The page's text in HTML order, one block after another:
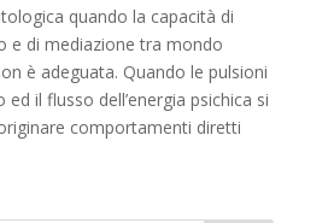
quando la capacità di
e di mediazione tra mondo
è adeguata. Quando le pulsioni
il flusso dell’energia psichica si
comportamenti diretti